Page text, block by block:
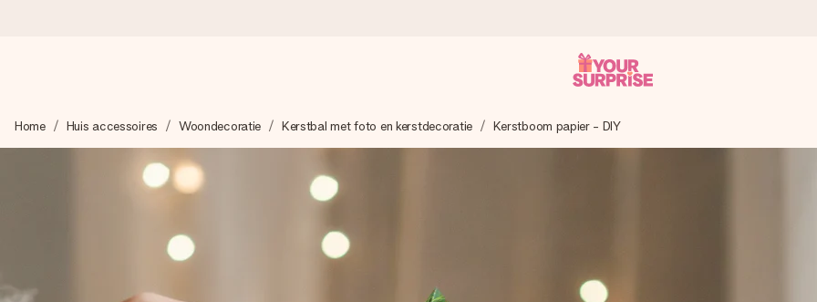
We maken jouw cadeau met zorg en zorgen dat het razendsnel onderweg is - zodat jij kunt geven op precies het juiste moment,
Onze cadeaus worden gewaardeerd. Klanten beoordelen ons met een 4,7 op Google Reviews
Home Huis accessoires Woondecoratie Kerstbal met foto en kerstdecoratie Kerstboom papier - DIY